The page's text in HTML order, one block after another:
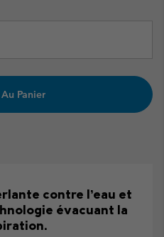
Panier
contre l’eau et
évacuant la